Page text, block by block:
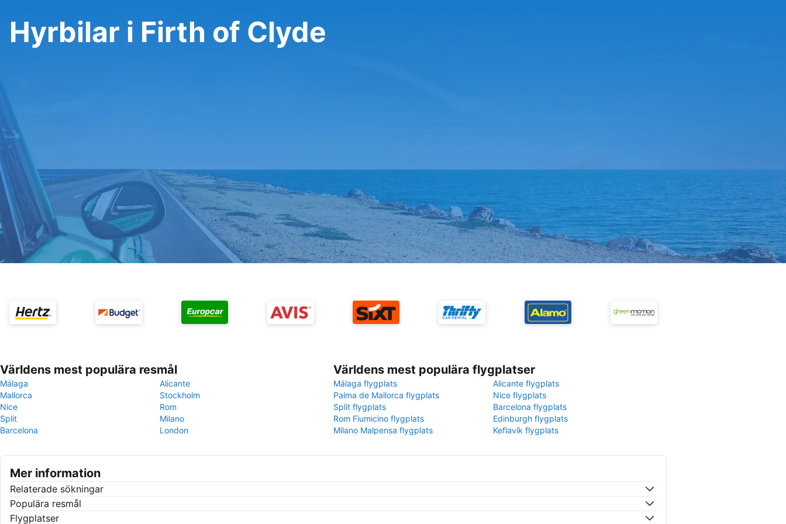
Hyrbilar i Firth of Clyde
Världens mest populära resmål
Málaga
Alicante
Mallorca
Stockholm
Nice
Rom
Split
Milano
Barcelona
London
Världens mest populära flygplatser
Málaga flygplats
Alicante flygplats
Palma de Mallorca flygplats
Nice flygplats
Split flygplats
Barcelona flygplats
Rom Fiumicino flygplats
Edinburgh flygplats
Milano Malpensa flygplats
Keflavík flygplats
Mer information
Relaterade sökningar
Populära resmål
Flygplatser